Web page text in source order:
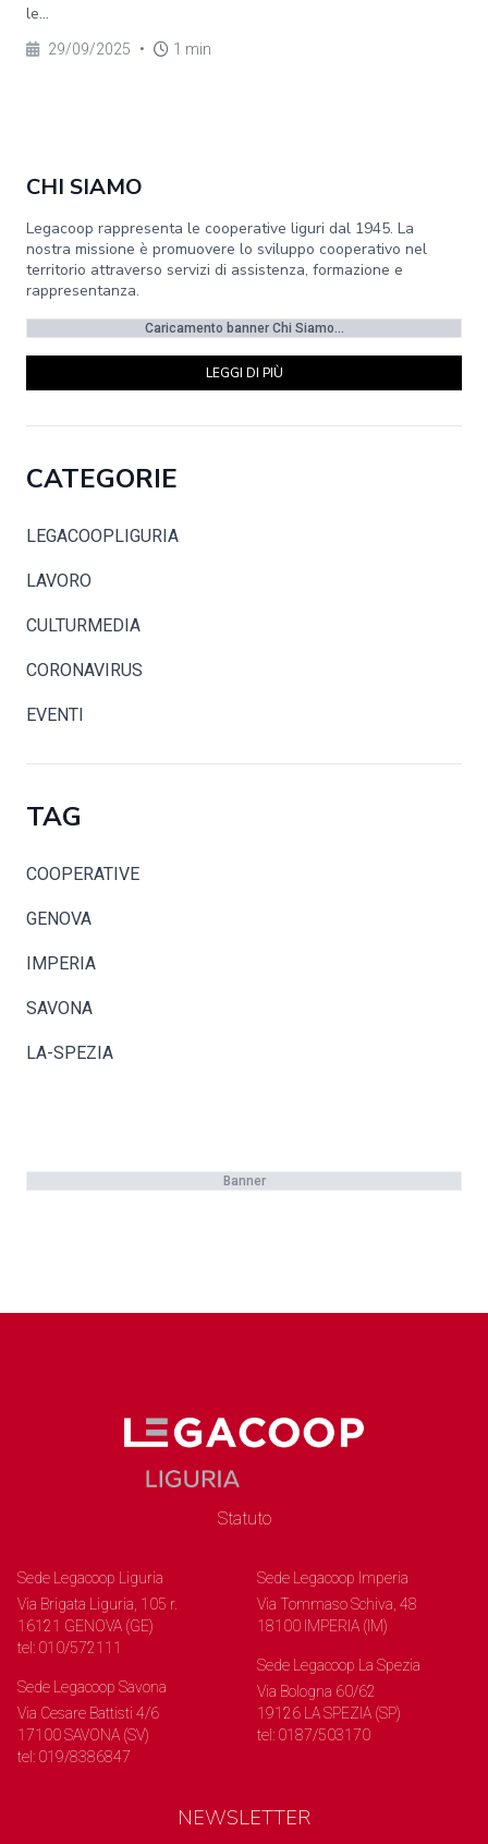
le...
29/09/2025 • 1 min
CHI SIAMO
Legacoop rappresenta le cooperative liguri dal 1945. La
nostra missione è promuovere lo sviluppo cooperativo nel
territorio attraverso servizi di assistenza, formazione e
rappresentanza.
Caricamento banner Chi Siamo...
LEGGI DI PIÙ
CATEGORIE
LEGACOOPLIGURIA
LAVORO
CULTURMEDIA
CORONAVIRUS
EVENTI
TAG
COOPERATIVE
GENOVA
IMPERIA
SAVONA
LA-SPEZIA
Banner
Statuto
Sede Legacoop Liguria
Via Brigata Liguria, 105 r.
16121 GENOVA (GE)
tel: 010/572111
Sede Legacoop Savona
Via Cesare Battisti 4/6
17100 SAVONA (SV)
tel: 019/8386847
Sede Legacoop Imperia
Via Tommaso Schiva, 48
18100 IMPERIA (IM)
Sede Legacoop La Spezia
Via Bologna 60/62
19126 LA SPEZIA (SP)
tel: 0187/503170
NEWSLETTER